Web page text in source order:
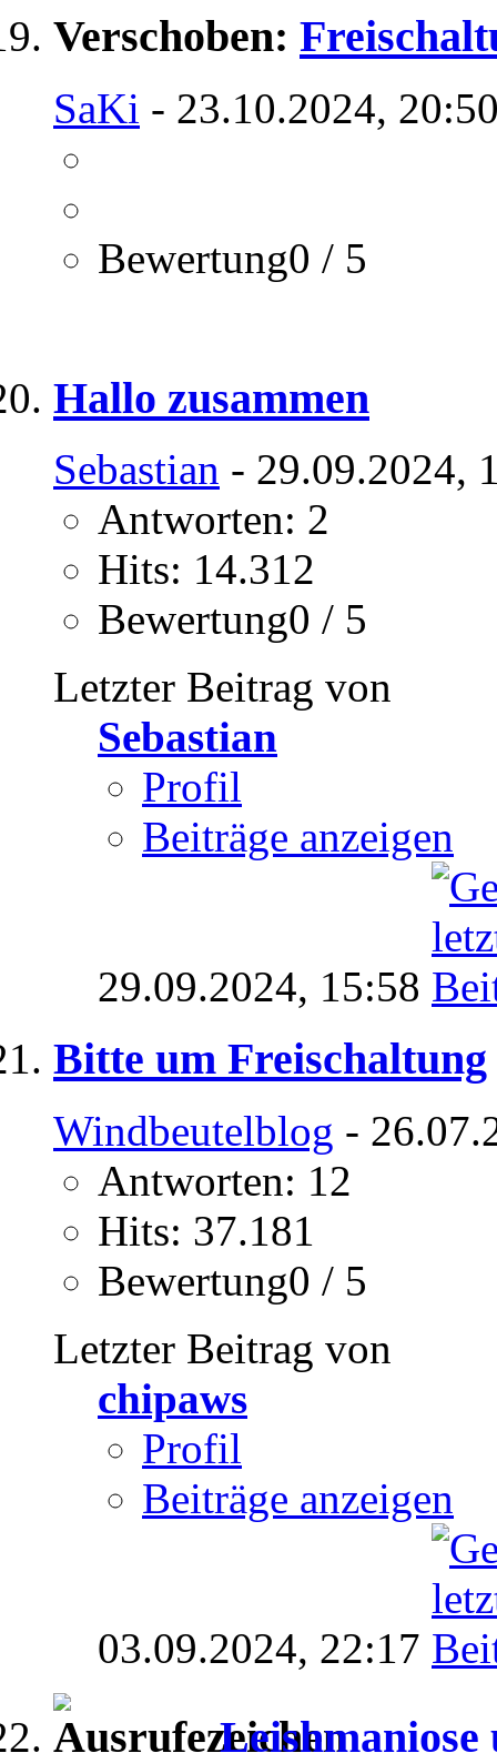
Verschoben:
SaKi - 23.10.2024,
Bewertung0 / 5
Hallo zusammen
Sebastian - 29.09.2024,
Antworten: 2
Hits: 14.312
Bewertung0 / 5
Letzter Beitrag von
Sebastian
Profil
Beiträge anzeigen
29.09.2024, 15:58
Bitte um Freischaltung
Windbeutelblog -
Antworten: 12
Hits: 37.181
Bewertung0 / 5
Letzter Beitrag von
chipaws
Profil
Beiträge anzeigen
03.09.2024, 22:17